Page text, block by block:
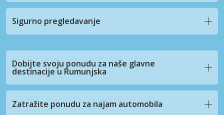
Sigurno pregledavanje
Dobijte svoju ponudu za naše glavne
destinacije u Rumunjska
Zatražite ponudu za najam automobila